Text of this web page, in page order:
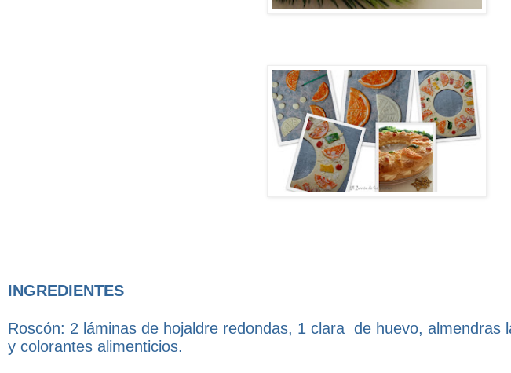
INGREDIENTES
Roscón: 2 láminas de hojaldre redondas, 1 clara de huevo, almendras
y colorantes alimenticios.